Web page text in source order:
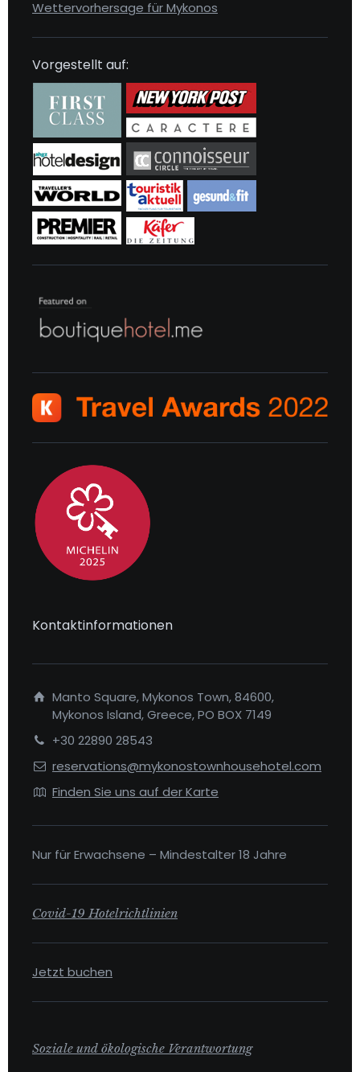
Wettervorhersage für Mykonos
Vorgestellt auf:
Kontaktinformationen
Manto Square, Mykonos Town, 84600,
Mykonos Island, Greece, PO BOX 7149
+30 22890 28543
reservations@mykonostownhousehotel.com
Finden Sie uns auf der Karte
Nur für Erwachsene – Mindestalter 18 Jahre
Covid-19 Hotelrichtlinien
Jetzt buchen
Soziale und ökologische Verantwortung